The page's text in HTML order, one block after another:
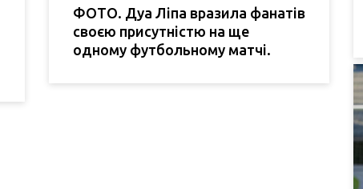
ФОТО. Дуа Ліпа вразила фанатів
своєю присутністю на ще
одному футбольному матчі.